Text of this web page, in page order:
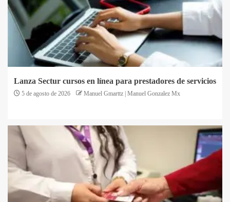
Lanza Sectur cursos en línea para prestadores de servicios
5 de agosto de 2026 Manuel Gmarttz | Manuel Gonzalez Mx